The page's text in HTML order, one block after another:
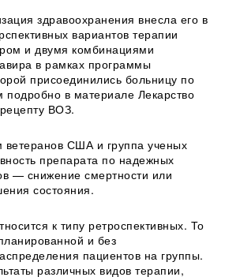
здравоохранения внесла его в
вариантов терапии
и двумя комбинациями
в рамках программы
присоединились больницу по
в материале Лекарство
ВОЗ.
ветеранов США и группа ученых
препарата по надежных
— снижение смертности или
состояния.
к типу ретроспективных. То
и без
пациентов на группы.
различных видов терапии,